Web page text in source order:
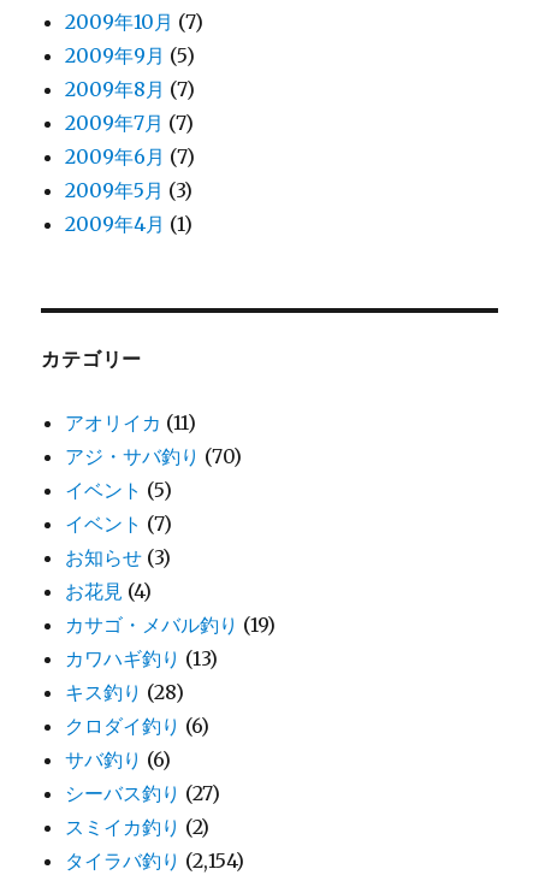
2009年10月 (7)
2009年9月 (5)
2009年8月 (7)
2009年7月 (7)
2009年6月 (7)
2009年5月 (3)
2009年4月 (1)
カテゴリー
アオリイカ (11)
アジ・サバ釣り (70)
イベント (5)
イベント (7)
お知らせ (3)
お花見 (4)
カサゴ・メバル釣り (19)
カワハギ釣り (13)
キス釣り (28)
クロダイ釣り (6)
サバ釣り (6)
シーバス釣り (27)
スミイカ釣り (2)
タイラバ釣り (2,154)